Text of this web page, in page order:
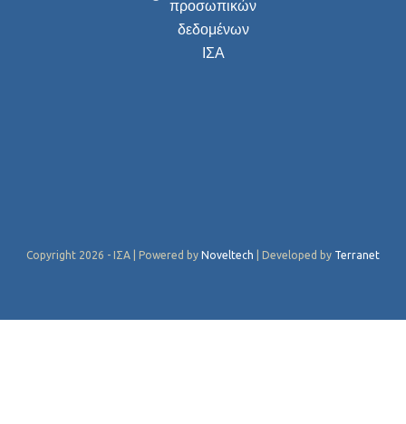
προσωπικών
δεδομένων
ΙΣΑ
Copyright 2026 - ΙΣΑ | Powered by Noveltech | Developed by Terranet